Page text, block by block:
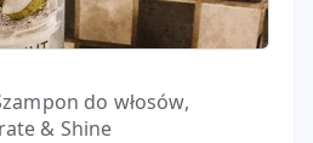
do włosów,
& Shine